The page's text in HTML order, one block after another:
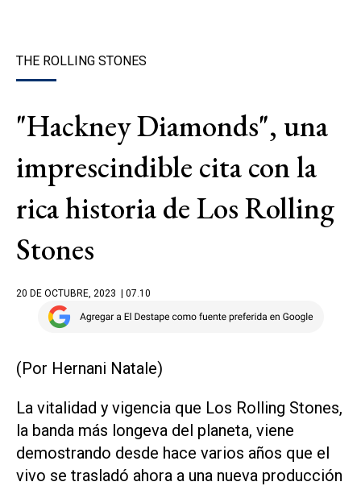
THE ROLLING STONES
"Hackney Diamonds", una
imprescindible cita con la
rica historia de Los Rolling
Stones
20 DE OCTUBRE, 2023 | 07.10
(Por Hernani Natale)
La vitalidad y vigencia que Los Rolling Stones,
la banda más longeva del planeta, viene
demostrando desde hace varios años que el
vivo se trasladó ahora a una nueva producción